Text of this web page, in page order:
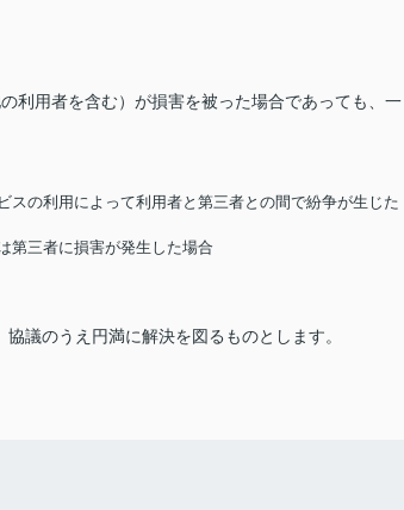
利用者を含む）が損害を被った場合であっても、一
の利用によって利用者と第三者との間で紛争が生じた
第三者に損害が発生した場合
議のうえ円満に解決を図るものとします。